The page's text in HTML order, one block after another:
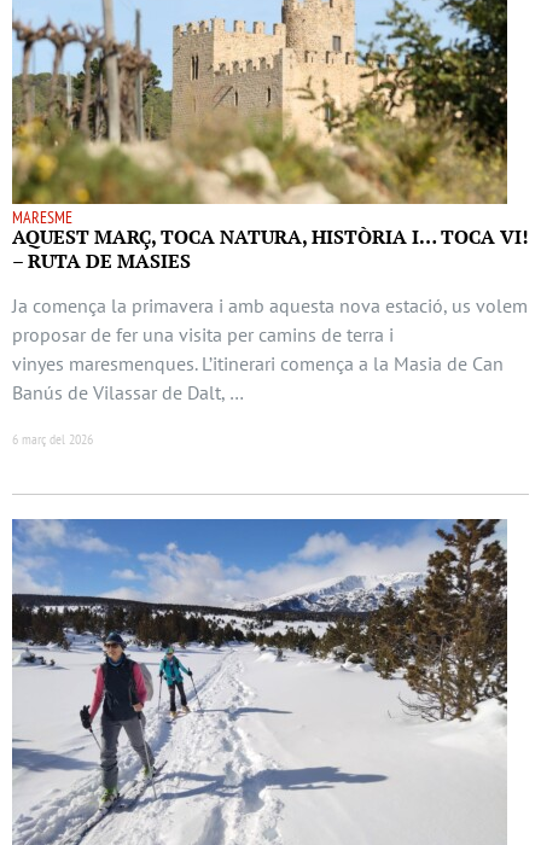
MARESME
AQUEST MARÇ, TOCA NATURA, HISTÒRIA I… TOCA VI!
– RUTA DE MASIES
Ja comença la primavera i amb aquesta nova estació, us volem
proposar de fer una visita per camins de terra i
vinyes maresmenques. L’itinerari comença a la Masia de Can
Banús de Vilassar de Dalt, …
6 març del 2026